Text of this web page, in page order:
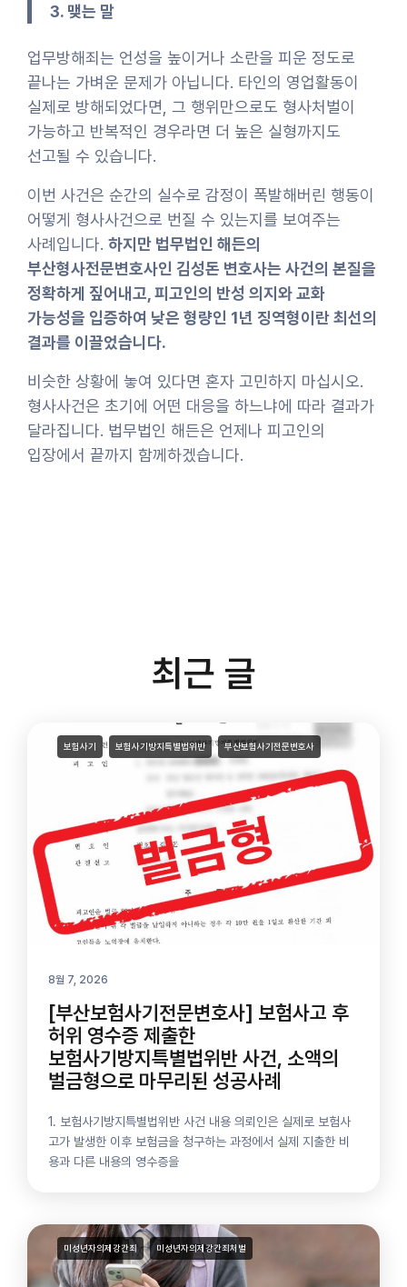
3. 맺는 말
업무방해죄는 언성을 높이거나 소란을 피운 정도로
끝나는 가벼운 문제가 아닙니다. 타인의 영업활동이
실제로 방해되었다면, 그 행위만으로도 형사처벌이
가능하고 반복적인 경우라면 더 높은 실형까지도
선고될 수 있습니다.
이번 사건은 순간의 실수로 감정이 폭발해버린 행동이
어떻게 형사사건으로 번질 수 있는지를 보여주는
사례입니다. 하지만 법무법인 해든의
부산형사전문변호사인 김성돈 변호사는 사건의 본질을
정확하게 짚어내고, 피고인의 반성 의지와 교화
가능성을 입증하여 낮은 형량인 1년 징역형이란 최선의
결과를 이끌었습니다.
비슷한 상황에 놓여 있다면 혼자 고민하지 마십시오.
형사사건은 초기에 어떤 대응을 하느냐에 따라 결과가
달라집니다. 법무법인 해든은 언제나 피고인의
입장에서 끝까지 함께하겠습니다.
최근 글
보험사기 보험사기방지특별법위반 부산보험사기전문변호사
8월 7, 2026
[부산보험사기전문변호사] 보험사고 후
허위 영수증 제출한
보험사기방지특별법위반 사건, 소액의
벌금형으로 마무리된 성공사례
1. 보험사기방지특별법위반 사건 내용 의뢰인은 실제로 보험사
고가 발생한 이후 보험금을 청구하는 과정에서 실제 지출한 비
용과 다른 내용의 영수증을
미성년자의제강간죄 미성년자의제강간죄처벌